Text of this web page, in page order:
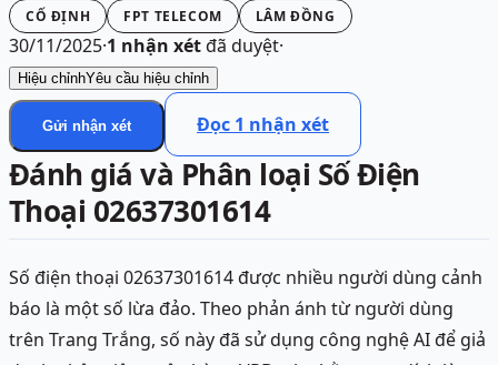
CỐ ĐỊNH FPT TELECOM LÂM ĐỒNG
30/11/2025·1 nhận xétđã duyệt·
Hiệu chỉnhYêu cầu hiệu chỉnh
Gửi nhận xét Đọc 1 nhận xét
Đánh giá và Phân loại Số Điện
Thoại 02637301614
Số điện thoại 02637301614 được nhiều người dùng cảnh
báo là một số lừa đảo. Theo phản ánh từ người dùng
trên Trang Trắng, số này đã sử dụng công nghệ AI để giả